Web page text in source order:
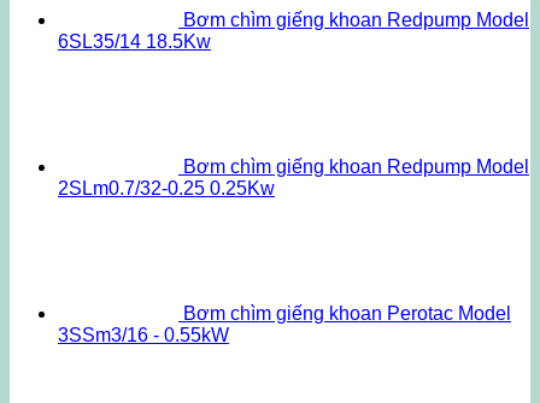
Bơm chìm giếng khoan Redpump Model
6SL35/14 18.5Kw
Bơm chìm giếng khoan Redpump Model
2SLm0.7/32-0.25 0.25Kw
Bơm chìm giếng khoan Perotac Model
3SSm3/16 - 0.55kW